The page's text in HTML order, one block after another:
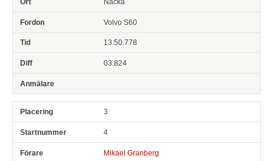
Nacka
Volvo S60
13:50.778
03.824
3
4
Mikael Granberg